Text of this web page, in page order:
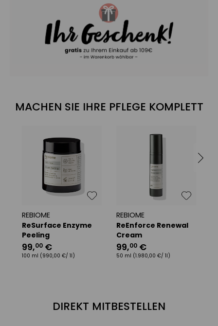
MACHEN SIE IHRE PFLEGE KOMPLETT
REBIOME
ReSurface Enzyme
Peeling
99,00 €
100 ml (990,00 €/ 1l)
REBIOME
ReEnforce Renewal
Cream
99,00 €
50 ml (1.980,00 €/ 1l)
DIREKT MITBESTELLEN